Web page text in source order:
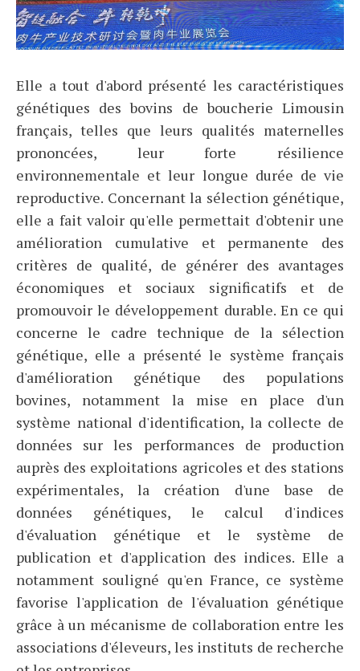
Elle a tout d'abord présenté les caractéristiques
génétiques des bovins de boucherie Limousin
français, telles que leurs qualités maternelles
prononcées, leur forte résilience
environnementale et leur longue durée de vie
reproductive. Concernant la sélection génétique,
elle a fait valoir qu'elle permettait d'obtenir une
amélioration cumulative et permanente des
critères de qualité, de générer des avantages
économiques et sociaux significatifs et de
promouvoir le développement durable. En ce qui
concerne le cadre technique de la sélection
génétique, elle a présenté le système français
d'amélioration génétique des populations
bovines, notamment la mise en place d'un
système national d'identification, la collecte de
données sur les performances de production
auprès des exploitations agricoles et des stations
expérimentales, la création d'une base de
données génétiques, le calcul d'indices
d'évaluation génétique et le système de
publication et d'application des indices. Elle a
notamment souligné qu'en France, ce système
favorise l'application de l'évaluation génétique
grâce à un mécanisme de collaboration entre les
associations d'éleveurs, les instituts de recherche